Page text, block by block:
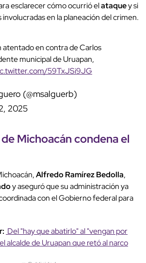
esclarecer cómo ocurrió elataquey si
en la planeación del crimen.
atentado en contra de Carlos
municipal de Uruapan,
59TxJSi9JG
(@msalguerb)
2025
Michoacán condena el
Alfredo Ramírez Bedolla,
y aseguró que su administración ya
con el Gobierno federal para
Del "hay que abatirlo" al "vengan por
alcalde de Uruapan que retó al narco